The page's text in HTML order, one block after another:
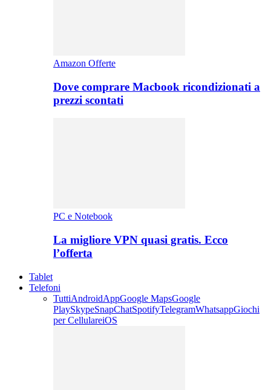
Amazon Offerte
Dove comprare Macbook ricondizionati a
prezzi scontati
PC e Notebook
La migliore VPN quasi gratis. Ecco
l’offerta
Tablet
Telefoni
TuttiAndroidAppGoogle MapsGoogle
PlaySkypeSnapChatSpotifyTelegramWhatsappGiochi
per CellulareiOS